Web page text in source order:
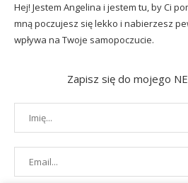
Hej! Jestem Angelina i jestem tu, by Ci
mną poczujesz się lekko i nabierzesz
wpływa na Twoje samopoczucie.
Zapisz się do mojego